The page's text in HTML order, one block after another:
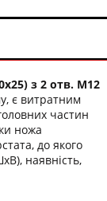
з 2 отв. М12
є витратним
частин
ножа
до якого
наявність,